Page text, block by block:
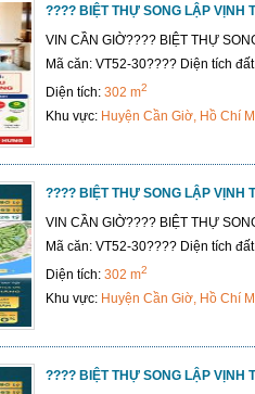
???? BIỆT THỰ SONG LẬP VỊNH
VIN CẦN GIỜ???? BIỆT THỰ
Mã căn: VT52-30???? Diện tích
Diện tích: 302 m2
Khu vực: Huyện Cần Giờ, Hồ Chí
???? BIỆT THỰ SONG LẬP VỊNH
VIN CẦN GIỜ???? BIỆT THỰ
Mã căn: VT52-30???? Diện tích
Diện tích: 302 m2
Khu vực: Huyện Cần Giờ, Hồ Chí
???? BIỆT THỰ SONG LẬP VỊNH